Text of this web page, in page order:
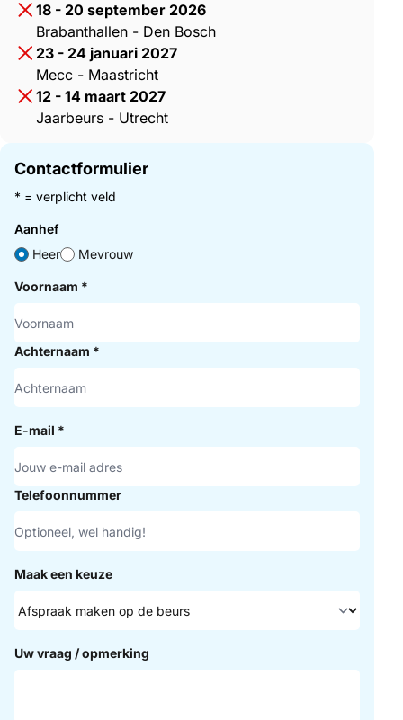
18 - 20 september 2026
Brabanthallen - Den Bosch
23 - 24 januari 2027
Mecc - Maastricht
12 - 14 maart 2027
Jaarbeurs - Utrecht
Contactformulier
* = verplicht veld
Aanhef
Heer
Mevrouw
Voornaam *
Achternaam *
E-mail *
Telefoonnummer
Maak een keuze
Uw vraag / opmerking